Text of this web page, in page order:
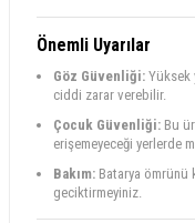
Önemli Uyarılar
Göz Güvenliği: Yüksek
ciddi zarar verebilir.
Çocuk Güvenliği: Bu
erişemeyeceği yerlerde
Bakım: Batarya ömrünü
geciktirmeyiniz.